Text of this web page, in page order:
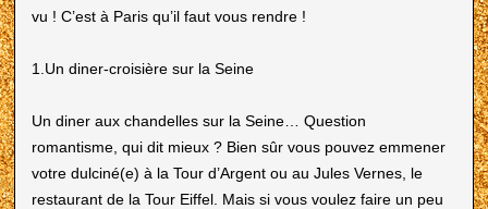
vu ! C’est à Paris qu’il faut vous rendre !
1.Un diner-croisière sur la Seine
Un diner aux chandelles sur la Seine… Question
romantisme, qui dit mieux ? Bien sûr vous pouvez emmener
votre dulciné(e) à la Tour d’Argent ou au Jules Vernes, le
restaurant de la Tour Eiffel. Mais si vous voulez faire un peu